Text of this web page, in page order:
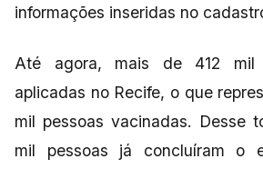
informações inseridas no
Até agora, mais de 412 mil
aplicadas no Recife, o que
mil pessoas vacinadas. Desse
mil pessoas já concluíram o